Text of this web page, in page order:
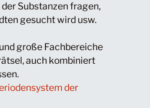
Substanzen fragen,
gesucht wird usw.
große Fachbereiche
auch kombiniert
der